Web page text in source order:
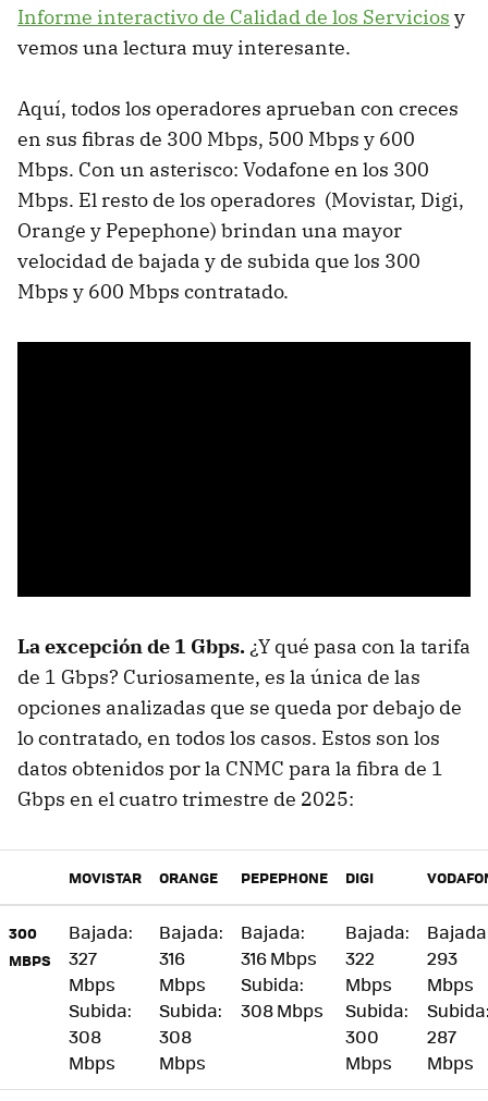
Informe interactivo de Calidad de los Servicios y
vemos una lectura muy interesante.
Aquí, todos los operadores aprueban con creces
en sus fibras de 300 Mbps, 500 Mbps y 600
Mbps. Con un asterisco: Vodafone en los 300
Mbps. El resto de los operadores (Movistar, Digi,
Orange y Pepephone) brindan una mayor
velocidad de bajada y de subida que los 300
Mbps y 600 Mbps contratado.
La excepción de 1 Gbps.¿Y qué pasa con la tarifa
de 1 Gbps? Curiosamente, es la única de las
opciones analizadas que se queda por debajo de
lo contratado, en todos los casos. Estos son los
datos obtenidos por la CNMC para la fibra de 1
Gbps en el cuatro trimestre de 2025:
MOVISTAR ORANGE PEPEPHONE DIGI
300
MBPS
Bajada:
327
Mbps
Subida:
308
Mbps
Bajada:
316
Mbps
Subida:
308
Mbps
Bajada:
316 Mbps
Subida:
308 Mbps
Bajada:
322
Mbps
Subida:
300
Mbps
293
Mbps
287
Mbps